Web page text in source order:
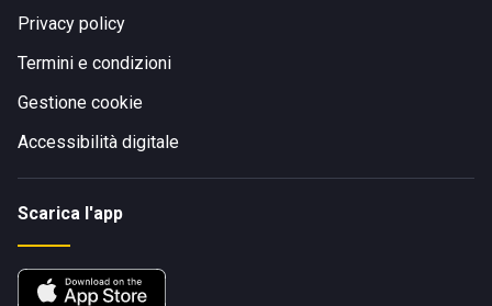
Privacy policy
Termini e condizioni
Gestione cookie
Accessibilità digitale
Scarica l'app